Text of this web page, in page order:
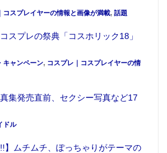
コスプレイヤーの情報と画像が満載, 話題
スプレの祭典「コスホリック18」
キャンペーン, コスプレ｜コスプレイヤーの情
集発売直前、セクシー写真など17
ドル
!!】ムチムチ、ぽっちゃりがテーマの